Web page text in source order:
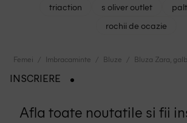
triaction
s oliver outlet
rochii de ocazie
Femei Imbracaminte Bluze Bluza Zara,
INSCRIERE
Afla toate noutatile si fii